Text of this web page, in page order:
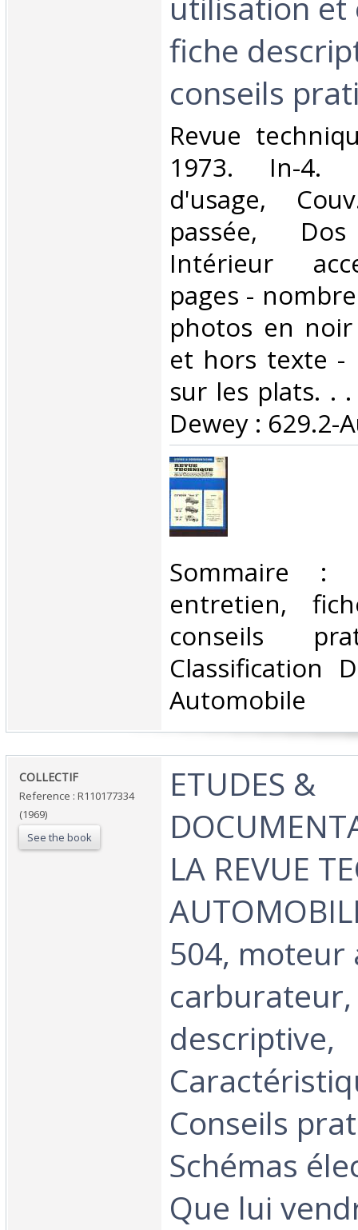
fiche
conseils
‎Revue
1973. In-4.
d'usage,
passée,
Intérieur
pages -
photos en
et hors texte -
sur les plats. .
Dewey : 629.2-
‎Sommaire :
entretien,
conseils
Classification
Automobile‎
‎COLLECTIF‎
Reference : R110177334
(1969)
See the book
‎ETUDES &
LA REVUE
504, moteur
carburateur,
descriptive,
Conseils
Schémas
Que lui